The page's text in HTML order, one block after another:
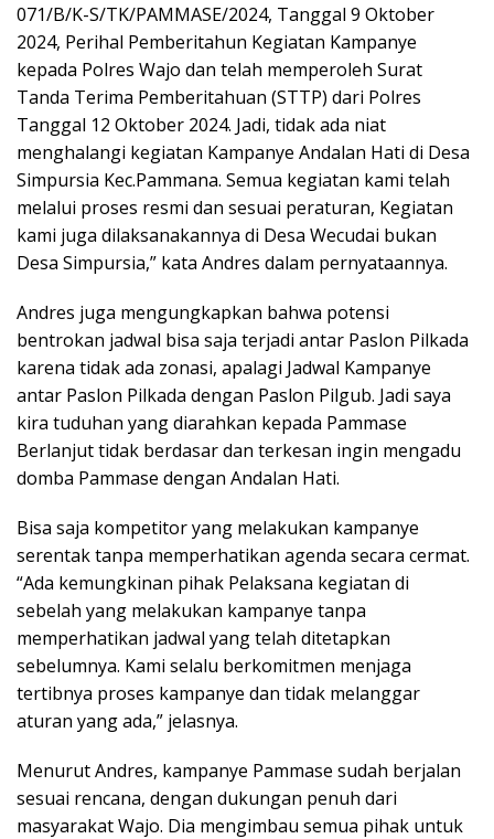
071/B/K-S/TK/PAMMASE/2024, Tanggal 9 Oktober
2024, Perihal Pemberitahun Kegiatan Kampanye
kepada Polres Wajo dan telah memperoleh Surat
Tanda Terima Pemberitahuan (STTP) dari Polres
Tanggal 12 Oktober 2024. Jadi, tidak ada niat
menghalangi kegiatan Kampanye Andalan Hati di Desa
Simpursia Kec.Pammana. Semua kegiatan kami telah
melalui proses resmi dan sesuai peraturan, Kegiatan
kami juga dilaksanakannya di Desa Wecudai bukan
Desa Simpursia,” kata Andres dalam pernyataannya.
Andres juga mengungkapkan bahwa potensi
bentrokan jadwal bisa saja terjadi antar Paslon Pilkada
karena tidak ada zonasi, apalagi Jadwal Kampanye
antar Paslon Pilkada dengan Paslon Pilgub. Jadi saya
kira tuduhan yang diarahkan kepada Pammase
Berlanjut tidak berdasar dan terkesan ingin mengadu
domba Pammase dengan Andalan Hati.
Bisa saja kompetitor yang melakukan kampanye
serentak tanpa memperhatikan agenda secara cermat.
“Ada kemungkinan pihak Pelaksana kegiatan di
sebelah yang melakukan kampanye tanpa
memperhatikan jadwal yang telah ditetapkan
sebelumnya. Kami selalu berkomitmen menjaga
tertibnya proses kampanye dan tidak melanggar
aturan yang ada,” jelasnya.
Menurut Andres, kampanye Pammase sudah berjalan
sesuai rencana, dengan dukungan penuh dari
masyarakat Wajo. Dia mengimbau semua pihak untuk